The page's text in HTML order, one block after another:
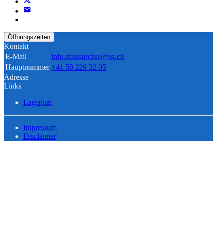
Öffnungszeiten
Kontakt
E-Mail
info.staatsarchiv@sg.ch
Hauptnummer +41 58 229 32 05
Adresse
Links
Lageplan
Impressum
Disclaimer